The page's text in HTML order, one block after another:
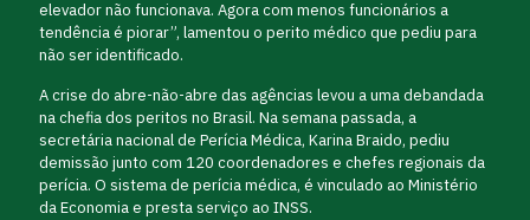
elevador não funcionava. Agora com menos funcionários a
tendência é piorar”, lamentou o perito médico que pediu para
não ser identificado.
A crise do abre-não-abre das agências levou a uma debandada
na chefia dos peritos no Brasil. Na semana passada, a
secretária nacional de Perícia Médica, Karina Braido, pediu
demissão junto com 120 coordenadores e chefes regionais da
perícia. O sistema de perícia médica, é vinculado ao Ministério
da Economia e presta serviço ao INSS.